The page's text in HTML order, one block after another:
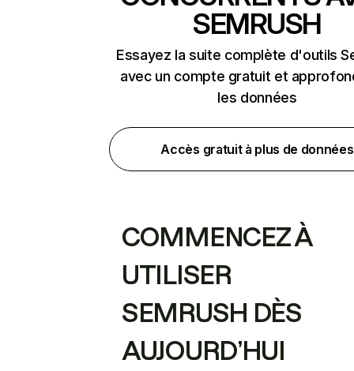
SEMRUSH
Essayez la suite complète d'outils
avec un compte gratuit et
les données
Accès gratuit à plus de données
COMMENCEZ À
UTILISER
SEMRUSH DÈS
AUJOURD’HUI